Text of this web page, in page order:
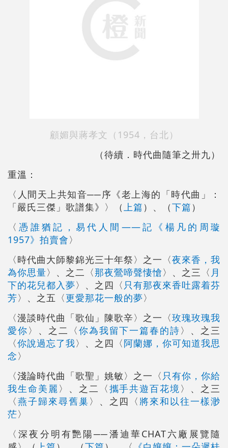
顧媚與蔣孝文（1954，台北）
（待續．時代曲隨筆之卅九）
重溫：
〈人間天上共知音──序《老上海的「時代曲」：
「嚴氏三傑」歌譜集》〉（ 上篇 ）、（下篇 ）
〈 憑誰猶記，易代人間――記《楊凡的周璇
1957》拍賣會〉
〈時代曲大師黎錦光三十年祭〉之一〈夜來香，我
為你思量〉、之二〈那夜鶯啼聲悽愴〉、之三〈 月
下的花兒都入夢〉、之四〈 只有那夜來香吐露着芬
芳〉、之五〈更愛那花一般的夢〉
〈漫談時代曲「歌仙」陳歌辛〉之一〈玫瑰玫瑰我
愛你〉、之二〈你為我留下一篇春的詩〉、之三
〈你說過忘了我〉、之四〈阿蘭娜，你可知道我思
念〉
〈淺論時代曲「歌聖」姚敏〉之一〈 只有你，你給
我生命美麗 〉、之二〈攜手共遊百花境〉、之三
〈燕子歸來尋舊巢〉、之四〈 將來和以往一樣渺
茫〉
〈深夜分明有艷陽──潘迪華CHAT六廠展覽隨